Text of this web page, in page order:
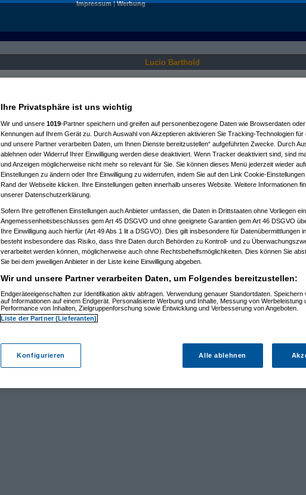
Impressum|Werbung
Lucio Barthold
Ihre Privatsphäre ist uns wichtig
Wir und unsere 1019-Partner speichern und greifen auf personenbezogene Daten wie Browserdaten
Kennungen auf Ihrem Gerät zu. Durch Auswahl von Akzeptieren aktivieren Sie Tracking-Technologien für
und unsere Partner verarbeiten Daten, um Ihnen Dienste bereitzustellen“ aufgeführten Zwecke. Durch
ablehnen oder Widerruf Ihrer Einwilligung werden diese deaktiviert. Wenn Tracker deaktiviert sind, sind
und Anzeigen möglicherweise nicht mehr so relevant für Sie. Sie können dieses Menü jederzeit wieder
Einstellungen zu ändern oder Ihre Einwilligung zu widerrufen, indem Sie auf den Link Cookie-
Rand der Webseite klicken. Ihre Einstellungen gelten innerhalb unseres Website. Weitere Informationen
unserer Datenschutzerklärung.
Sofern Ihre getroffenen Einstellungen auch Anbieter umfassen, die Daten in Drittstaaten ohne Vorliegen
Angemessenheitsbeschlusses gem Art 45 DSGVO und ohne geeignete Garantien gem Art 46 DSGVO
Ihre Einwilligung auch hierfür (Art 49 Abs 1 lit a DSGVO). Dies gilt insbesondere für Datenübermittlungen
besteht insbesondere das Risiko, dass Ihre Daten durch Behörden zu Kontroll- und zu
verarbeitet werden können, möglicherweise auch ohne Rechtsbehelfsmöglichkeiten. Dies können Sie
Sie bei dem jeweiligen Anbieter in der Liste keine Einwilligung abgeben.
Wir und unsere Partner verarbeiten Daten, um Folgendes bereitzustellen:
Endgeräteeigenschaften zur Identifikation aktiv abfragen. Verwendung genauer Standortdaten. Speichern
auf Informationen auf einem Endgerät. Personalisierte Werbung und Inhalte, Messung von Werbeleistung
Performance von Inhalten, Zielgruppenforschung sowie Entwicklung und Verbesserung von Angeboten.
Liste der Partner (Lieferanten)
Konfigurieren Alle ablehnen